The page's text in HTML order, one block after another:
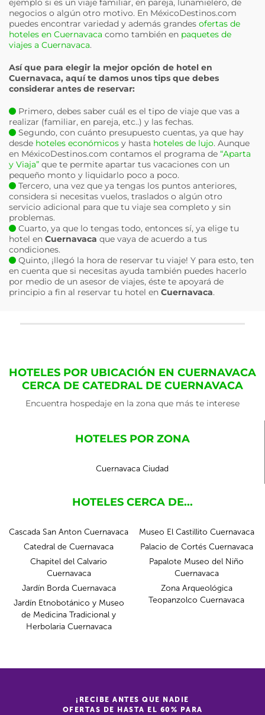
ejemplo si es un viaje familiar, en pareja, lunamielero, de
negocios o algún otro motivo. En MéxicoDestinos.com
puedes encontrar variedad y además grandes ofertas de
hoteles en Cuernavaca como también en paquetes de
viajes a Cuernavaca.
Así que para elegir la mejor opción de hotel en
Cuernavaca, aquí te damos unos tips que debes
considerar antes de reservar:
Primero, debes saber cuál es el tipo de viaje que vas a
realizar (familiar, en pareja, etc..) y las fechas.
Segundo, con cuánto presupuesto cuentas, ya que hay
desde hoteles económicos y hasta hoteles de lujo. Aunque
en MéxicoDestinos.com contamos el programa de “Aparta
y Viaja” que te permite apartar tus vacaciones con un
pequeño monto y liquidarlo poco a poco.
Tercero, una vez que ya tengas los puntos anteriores,
considera si necesitas vuelos, traslados o algún otro
servicio adicional para que tu viaje sea completo y sin
problemas.
Cuarto, ya que lo tengas todo, entonces sí, ya elige tu
hotel en Cuernavaca que vaya de acuerdo a tus
condiciones.
Quinto, ¡llegó la hora de reservar tu viaje! Y para esto, ten
en cuenta que si necesitas ayuda también puedes hacerlo
por medio de un asesor de viajes, éste te apoyará de
principio a fin al reservar tu hotel en Cuernavaca.
HOTELES POR UBICACIÓN EN CUERNAVACA
CERCA DE CATEDRAL DE CUERNAVACA
Encuentra hospedaje en la zona que más te interese
HOTELES POR ZONA
Cuernavaca Ciudad
HOTELES CERCA DE...
Cascada San Anton Cuernavaca
Catedral de Cuernavaca
Chapitel del Calvario
Cuernavaca
Jardín Borda Cuernavaca
Jardín Etnobotánico y Museo
de Medicina Tradicional y
Herbolaria Cuernavaca
Museo El Castillito Cuernavaca
Palacio de Cortés Cuernavaca
Papalote Museo del Niño
Cuernavaca
Zona Arqueológica
Teopanzolco Cuernavaca
¡RECIBE ANTES QUE NADIE
OFERTAS DE HASTA EL 60% PARA